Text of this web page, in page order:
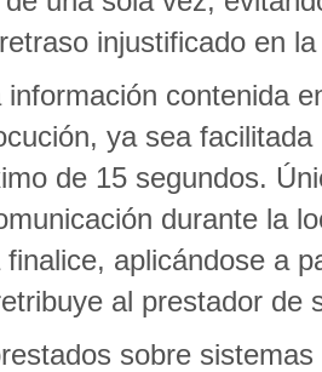
injustificado en
contenida
ya sea
de 15 segundos.
durante la
aplicándose a
al prestador de
sobre